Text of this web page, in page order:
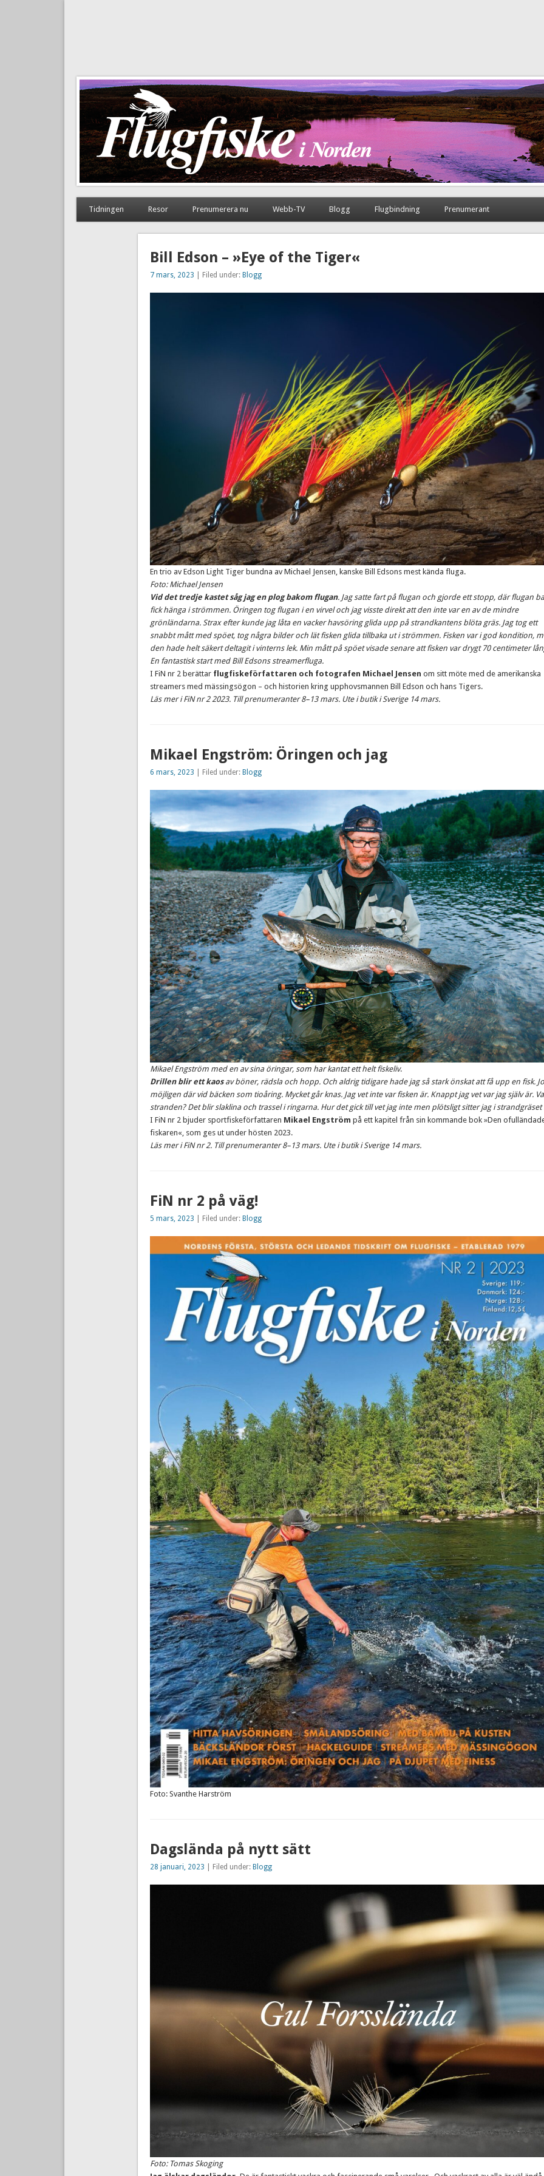
Tidningen Resor Prenumerera nu Webb-TV Blogg Flugbindning Prenumerant
Bill Edson – »Eye of the Tiger«
7 mars, 2023 | Filed under: Blogg
En trio av Edson Light Tiger bundna av Michael Jensen, kanske Bill Edsons mest kända fluga.
Foto: Michael Jensen
Vid det tredje kastet såg jag en plog bakom flugan. Jag satte fart på flugan och gjorde ett stopp, där flugan
fick hänga i strömmen. Öringen tog flugan i en virvel och jag visste direkt att den inte var en av de mindre
grönländarna. Strax efter kunde jag låta en vacker havsöring glida upp på strandkantens blöta gräs. Jag tog ett
snabbt mått med spöet, tog några bilder och lät fisken glida tillbaka ut i strömmen. Fisken var i god kondition,
den hade helt säkert deltagit i vinterns lek. Min mått på spöet visade senare att fisken var drygt 70 centimeter
En fantastisk start med Bill Edsons streamerfluga.
I FiN nr 2 berättar flugfiskeförfattaren och fotografen Michael Jensen om sitt möte med de amerikanska
streamers med mässingsögon – och historien kring upphovsmannen Bill Edson och hans Tigers.
Läs mer i FiN nr 2 2023. Till prenumeranter 8–13 mars. Ute i butik i Sverige 14 mars.
Mikael Engström: Öringen och jag
6 mars, 2023 | Filed under: Blogg
Mikael Engström med en av sina öringar, som har kantat ett helt fiskeliv.
Drillen blir ett kaosav böner, rädsla och hopp. Och aldrig tidigare hade jag så stark önskat att få upp en fisk.
möjligen där vid bäcken som tioåring. Mycket går knas. Jag vet inte var fisken är. Knappt jag vet var jag själv är.
stranden? Det blir slaklina och trassel i ringarna. Hur det gick till vet jag inte men plötsligt sitter jag i strandgräset
I FiN nr 2 bjuder sportfiskeförfattaren Mikael Engström på ett kapitel från sin kommande bok »Den
fiskaren«, som ges ut under hösten 2023.
Läs mer i FiN nr 2. Till prenumeranter 8–13 mars. Ute i butik i Sverige 14 mars.
FiN nr 2 på väg!
5 mars, 2023 | Filed under: Blogg
Foto: Svanthe Harström
Dagslända på nytt sätt
28 januari, 2023 | Filed under: Blogg
Foto: Tomas Skoging